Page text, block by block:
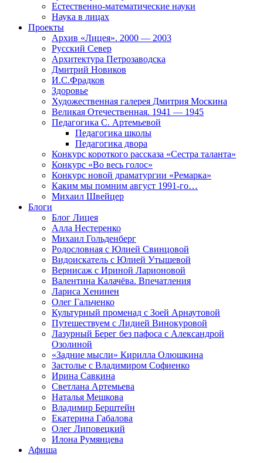
Естественно-математические науки
Наука в лицах
Проекты
Архив «Лицея». 2000 — 2003
Русский Север
Архитектура Петрозаводска
Дмитрий Новиков
И.С.Фрадков
Здоровье
Художественная галерея Дмитрия Москина
Великая Отечественная. 1941 — 1945
Педагогика С. Артемьевой
Педагогика школы
Педагогика двора
Конкурс короткого рассказа «Сестра таланта»
Конкурс «Во весь голос»
Конкурс новой драматургии «Ремарка»
Каким мы помним август 1991-го…
Михаил Швейцер
Блоги
Блог Лицея
Алла Нестеренко
Михаил Гольденберг
Родословная с Юлией Свинцовой
Видоискатель с Юлией Утышевой
Вернисаж с Ириной Ларионовой
Валентина Калачёва. Впечатления
Лариса Хенинен
Олег Гальченко
Культурный променад с Зоей Арнаутовой
Путешествуем с Лидией Винокуровой
Лазурный Берег без пафоса с Александрой
Озолиной
«Задние мысли» Кирилла Олюшкина
Застолье с Владимиром Софиенко
Ирина Савкина
Светлана Артемьева
Наталья Мешкова
Владимир Берштейн
Екатерина Габалова
Олег Липовецкий
Илона Румянцева
Афиша